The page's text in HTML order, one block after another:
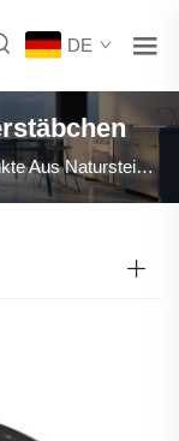
DE
Aus Naturstein >